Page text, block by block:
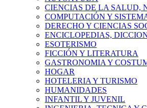
CIENCIAS DE LA SALUD,
COMPUTACIÓN Y
DERECHO Y CIENCIAS
ENCICLOPEDIAS,
ESOTERISMO
FICCIÓN Y LITERATURA
GASTRONOMIA Y
HOGAR
HOTELERIA Y TURISMO
HUMANIDADES
INFANTIL Y JUVENIL